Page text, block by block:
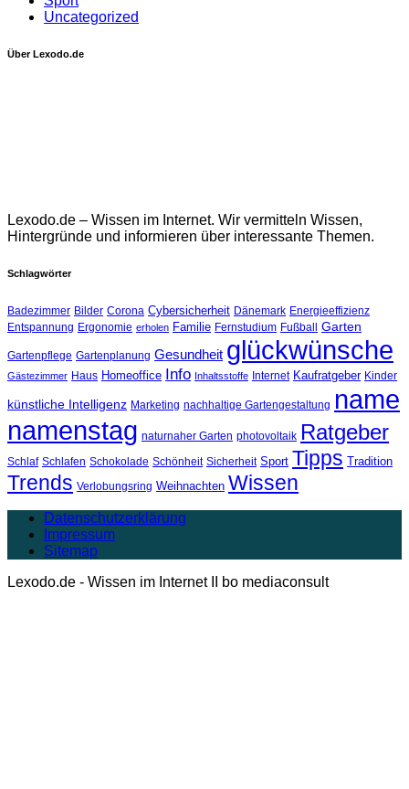
Uncategorized
Über Lexodo.de
Lexodo.de – Wissen im Internet. Wir vermitteln Wissen,
Hintergründe und informieren über interessante Themen.
Schlagwörter
Badezimmer Bilder Corona Cybersicherheit Dänemark Energieeffizienz
Entspannung Ergonomie erholen Familie Fernstudium Fußball Garten
Gartenpflege Gartenplanung Gesundheit glückwünsche
Gästezimmer Haus Homeoffice Info Inhaltsstoffe Internet Kaufratgeber Kinder
künstliche Intelligenz Marketing nachhaltige Gartengestaltung name
namenstag naturnaher Garten photovoltaik Ratgeber
Schlaf Schlafen Schokolade Schönheit Sicherheit Sport Tipps Tradition
Trends Verlobungsring Weihnachten Wissen
Datenschutzerklärung
Impressum
Sitemap
Lexodo.de - Wissen im Internet II bo mediaconsult